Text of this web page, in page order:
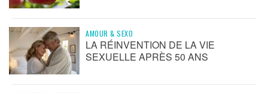
AMOUR & SEXO
LA RÉINVENTION DE LA VIE
SEXUELLE APRÈS 50 ANS